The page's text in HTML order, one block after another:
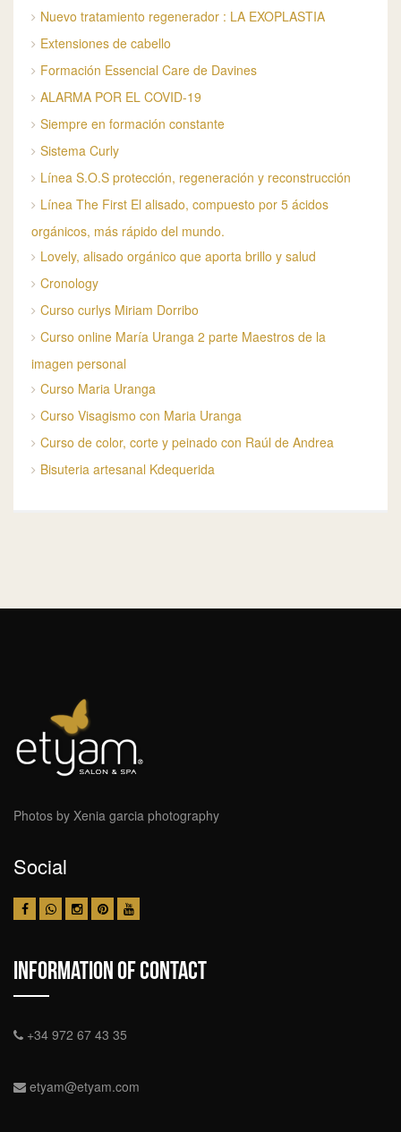
Nuevo tratamiento regenerador : LA EXOPLASTIA
Extensiones de cabello
Formación Essencial Care de Davines
ALARMA POR EL COVID-19
Siempre en formación constante
Sistema Curly
Línea S.O.S protección, regeneración y reconstrucción
Línea The First El alisado, compuesto por 5 ácidos
orgánicos, más rápido del mundo.
Lovely, alisado orgánico que aporta brillo y salud
Cronology
Curso curlys Miriam Dorribo
Curso online María Uranga 2 parte Maestros de la
imagen personal
Curso Maria Uranga
Curso Visagismo con Maria Uranga
Curso de color, corte y peinado con Raúl de Andrea
Bisuteria artesanal Kdequerida
Photos by Xenia garcia photography
Social
Information Of Contact
+34 972 67 43 35
etyam@etyam.com